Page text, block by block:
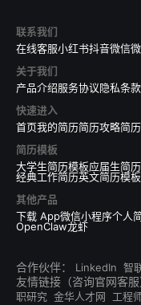
联系我们
在线客服小红书抖音微信
关于我们
产品介绍服务协议隐私条款
快速进入
首页我的简历简历攻略简
简历模板
大学生简历模板应届生简
经典工作简历英文简历模板
其他产品
下载 App微信小程序个人
OpenClaw龙虾
合作伙伴： LinkedIn 智
友情链接（咨询官网客服
职研究 金华人才网 工程